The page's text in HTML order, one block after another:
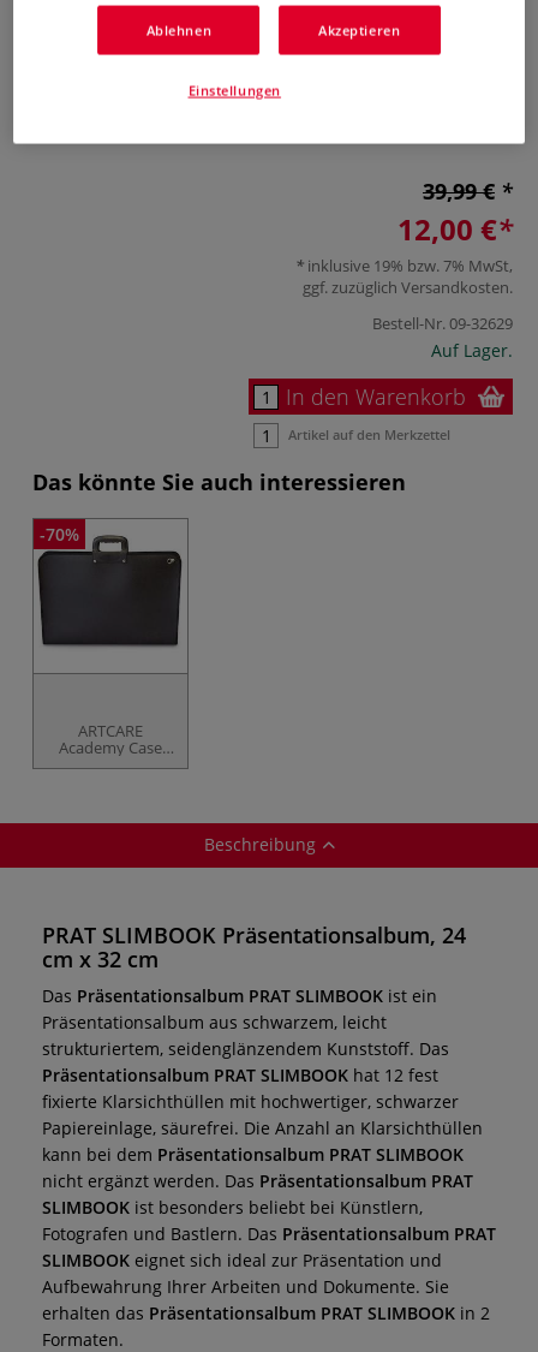
0 Bewertungen
Kunststoff mit 12 fest fixierten Klarsichthüllen zur
39,99 €
12,00 €
inklusive 19% bzw. 7% MwSt,
ggf. zuzüglich Versandkosten.
Bestell-Nr.09-32629
Auf Lager.
In den Warenkorb
Artikel auf den Merkzettel
Das könnte Sie auch interessieren
-70%
ARTCARE
Academy Case
Transportmappe
Beschreibung
PRAT SLIMBOOK Präsentationsalbum, 24
cm x 32 cm
Das Präsentationsalbum PRAT SLIMBOOK ist ein
Präsentationsalbum aus schwarzem, leicht
strukturiertem, seidenglänzendem Kunststoff. Das
Präsentationsalbum PRAT SLIMBOOK hat 12 fest
fixierte Klarsichthüllen mit hochwertiger, schwarzer
Papiereinlage, säurefrei. Die Anzahl an Klarsichthüllen
kann bei dem Präsentationsalbum PRAT SLIMBOOK
nicht ergänzt werden. Das Präsentationsalbum PRAT
SLIMBOOK ist besonders beliebt bei Künstlern,
Fotografen und Bastlern. Das Präsentationsalbum PRAT
SLIMBOOK eignet sich ideal zur Präsentation und
Aufbewahrung Ihrer Arbeiten und Dokumente. Sie
erhalten das Präsentationsalbum PRAT SLIMBOOK in 2
Formaten.
Ablehnen Akzeptieren
Einstellungen